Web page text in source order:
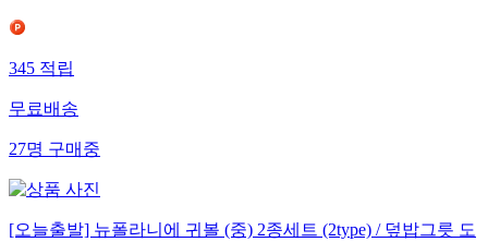
345 적립
무료배송
27명 구매중
[오늘출발] 뉴폴라니에 귀볼 (중) 2종세트 (2type) / 덮밥그릇 도